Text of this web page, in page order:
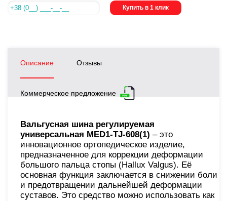
Купить в 1 клик
Описание Отзывы
Коммерческое предложение
Вальгусная шина регулируемая
универсальная MED1-TJ-608(1) – это
инновационное ортопедическое изделие,
предназначенное для коррекции деформации
большого пальца стопы (Hallux Valgus). Её
основная функция заключается в снижении боли
и предотвращении дальнейшей деформации
суставов. Это средство можно использовать как